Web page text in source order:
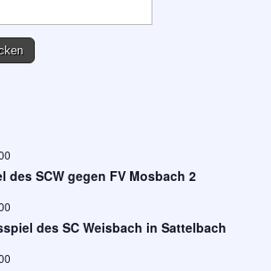
des SCW gegen FV Mosbach 2
des SC Weisbach in Sattelbach